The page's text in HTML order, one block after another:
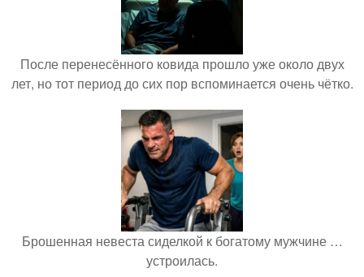
После перенесённого ковида прошло уже около двух
лет, но тот период до сих пор вспоминается очень чётко.
Брошенная невеста сиделкой к богатому мужчине …
устроилась.